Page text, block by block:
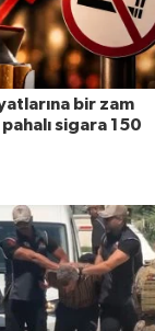
bir zam
sigara 150